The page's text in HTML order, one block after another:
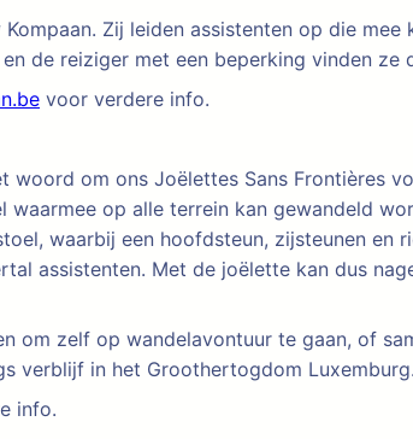
Zij leiden assistenten op die mee
de reiziger met een beperking vinden ze
voor verdere info.
woord om ons Joëlettes Sans Frontières
op alle terrein kan gewandeld
waarbij een hoofdsteun, zijsteunen en
assistenten. Met de joëlette kan dus
om zelf op wandelavontuur te gaan, of
verblijf in het Groothertogdom Luxemburg.
info.